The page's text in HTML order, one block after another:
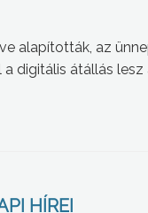
alapították, az
digitális átállás lesz
HÍREI